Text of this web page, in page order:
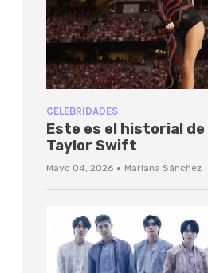
CELEBRIDADES
Este es el historial de
Taylor Swift
Mayo 04, 2026 · Mariana Sánchez